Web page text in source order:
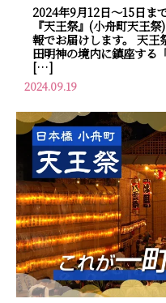
2024年9月12日～15日ま
『天王祭』(小舟町天王
報でお届けします。 天王
田明神の境内に鎮座する
[…]
2024.09.19